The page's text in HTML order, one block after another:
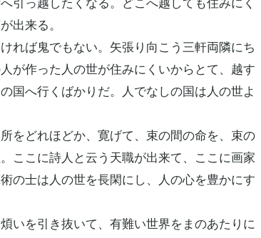
引っ越したくなる。どこへ越しても住みにく
出来る。
れば鬼でもない。矢張り向こう三軒両隣にち
が作った人の世が住みにくいからとて、越す
国へ行くばかりだ。人でなしの国は人の世よ
をどれほどか、寛げて、束の間の命を、束の
ここに詩人と云う天職が出来て、ここに画家
の士は人の世を長閑にし、人の心を豊かにす
いを引き抜いて、有難い世界をまのあたりに